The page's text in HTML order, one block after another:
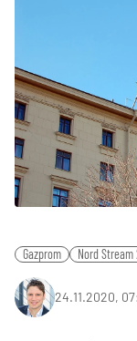
Gazprom Nord Stream
24.11.2020,